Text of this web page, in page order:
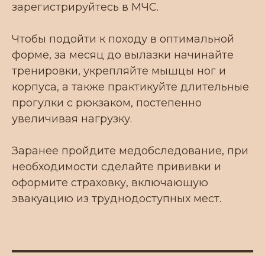
зарегистрируйтесь в МЧС.
Чтобы подойти к походу в оптимальной
форме, за месяц до вылазки начинайте
тренировки, укрепляйте мышцы ног и
корпуса, а также практикуйте длительные
прогулки с рюкзаком, постепенно
увеличивая нагрузку.
Заранее пройдите медобследование, при
необходимости сделайте прививки и
оформите страховку, включающую
эвакуацию из труднодоступных мест.
Почта:
Телефон для связи:
Офис:
КОНТАКТЫ
+7 939 262 44 52